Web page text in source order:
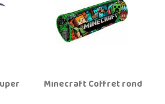
Minecraft Coffret rond